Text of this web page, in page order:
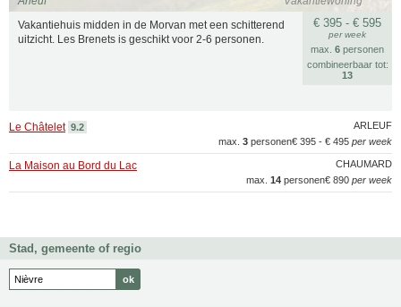
€ 395 - € 595
per week
max. 6 personen
combineerbaar tot:
13
Vakantiehuis midden in de Morvan met een schitterend
uitzicht. Les Brenets is geschikt voor 2-6 personen.
ARLEUF
Le Châtelet 9.2
€ 395 - € 495 per week
max. 3 personen
CHAUMARD
La Maison au Bord du Lac
€ 890 per week
max. 14 personen
Stad, gemeente of regio